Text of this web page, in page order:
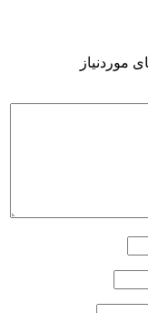
موردنیاز